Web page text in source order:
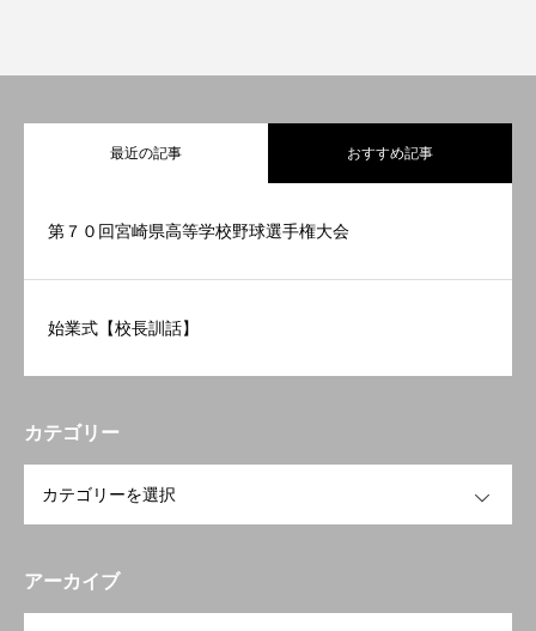
最近の記事 おすすめ記事
第７０回宮崎県高等学校野球選手権大会
始業式【校長訓話】
カテゴリー
アーカイブ